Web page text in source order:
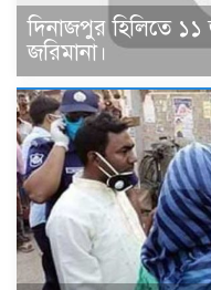
দিনাজপুর হিলিতে
জরিমানা।